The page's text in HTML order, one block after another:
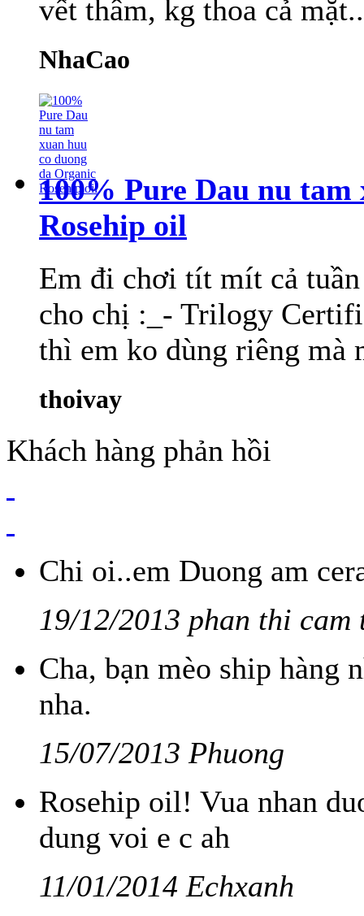
vết thâm, kg thoa cả
NhaCao
100% Pure Dau nu
Rosehip oil
Em đi chơi tít mít cả
cho chị :_- Trilogy
thì em ko dùng riêng mà
thoivay
Khách hàng phản hồi
Chi oi..em Duong am
19/12/2013 phan thi cam
Cha, bạn mèo ship hàng
nha.
15/07/2013 Phuong
Rosehip oil! Vua nhan
dung voi e c ah
11/01/2014 Echxanh